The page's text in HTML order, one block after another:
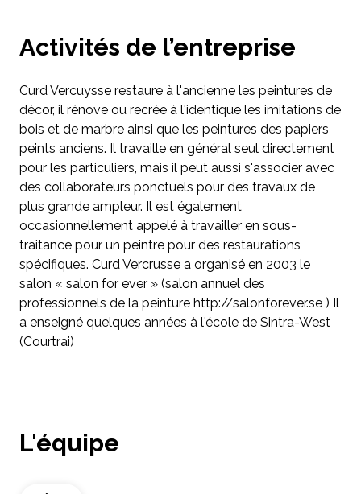
Activités de l’entreprise
Curd Vercuysse restaure à l'ancienne les peintures de
décor, il rénove ou recrée à l'identique les imitations de
bois et de marbre ainsi que les peintures des papiers
peints anciens. Il travaille en général seul directement
pour les particuliers, mais il peut aussi s'associer avec
des collaborateurs ponctuels pour des travaux de
plus grande ampleur. Il est également
occasionnellement appelé à travailler en sous-
traitance pour un peintre pour des restaurations
spécifiques. Curd Vercrusse a organisé en 2003 le
salon « salon for ever » (salon annuel des
professionnels de la peinture http://salonforever.se ) Il
a enseigné quelques années à l'école de Sintra-West
(Courtrai)
L'équipe